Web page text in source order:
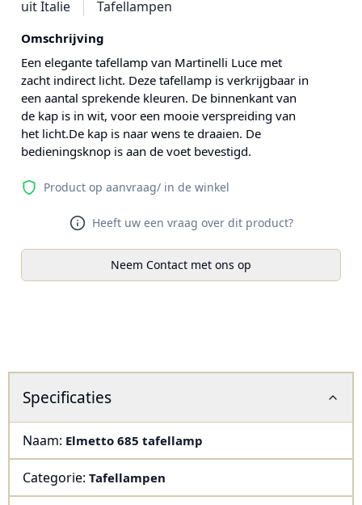
uit Italie Tafellampen
Omschrijving
Een elegante tafellamp van Martinelli Luce met
zacht indirect licht. Deze tafellamp is verkrijgbaar in
een aantal sprekende kleuren. De binnenkant van
de kap is in wit, voor een mooie verspreiding van
het licht.De kap is naar wens te draaien. De
bedieningsknop is aan de voet bevestigd.
Product op aanvraag/ in de winkel
Heeft uw een vraag over dit product?
Neem Contact met ons op
Specificaties
Naam: Elmetto 685 tafellamp
Categorie: Tafellampen